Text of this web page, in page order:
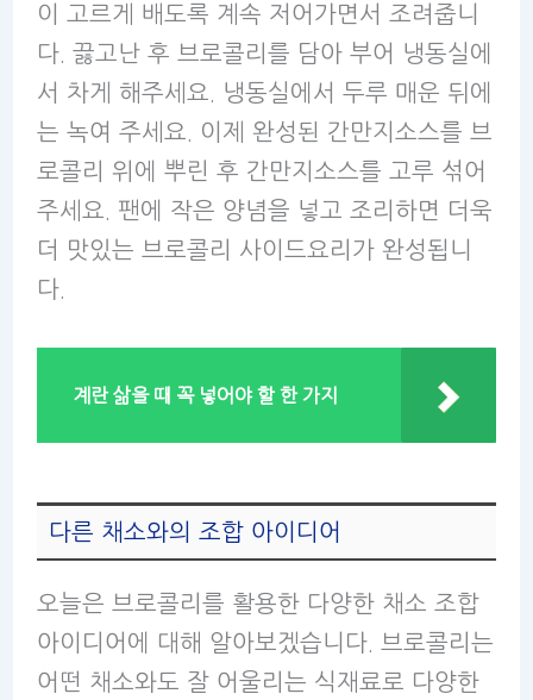
이 고르게 배도록 계속 저어가면서 조려줍니
다. 끓고난 후 브로콜리를 담아 부어 냉동실에
서 차게 해주세요. 냉동실에서 두루 매운 뒤에
는 녹여 주세요. 이제 완성된 간만지소스를 브
로콜리 위에 뿌린 후 간만지소스를 고루 섞어
주세요. 팬에 작은 양념을 넣고 조리하면 더욱
더 맛있는 브로콜리 사이드요리가 완성됩니
다.
계란 삶을 때 꼭 넣어야 할 한 가지
다른 채소와의 조합 아이디어
오늘은 브로콜리를 활용한 다양한 채소 조합
아이디어에 대해 알아보겠습니다. 브로콜리는
어떤 채소와도 잘 어울리는 식재료로 다양한